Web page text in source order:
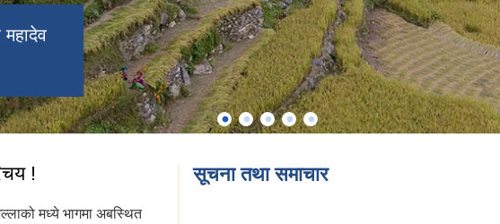
!
मध्ये भागमा अबस्थित
सूचना तथा समाचार